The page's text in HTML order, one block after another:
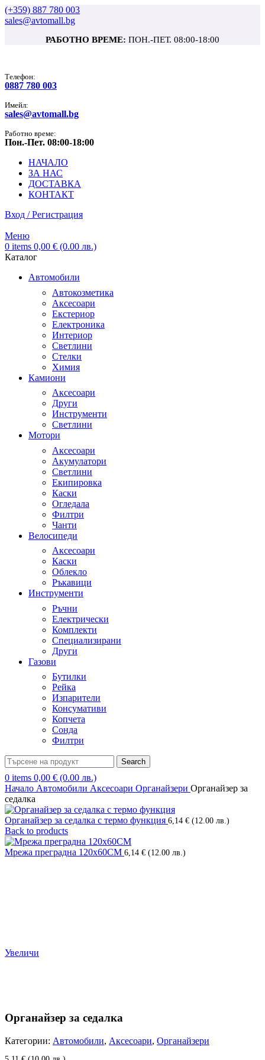
(+359) 887 780 003
sales@avtomall.bg
РАБОТНО ВРЕМЕ: ПОН.-ПЕТ. 08:00-18:00
Tелефон:
0887 780 003
Имейл:
sales@avtomall.bg
Работно време:
Пон.-Пет. 08:00-18:00
НАЧАЛО
ЗА НАС
ДОСТАВКА
КОНТАКТ
Вход / Регистрация
Меню
0 items 0,00 € (0.00 лв.)
Каталог
Автомобили
Автокозметика
Аксесоари
Екстериор
Електроника
Интериор
Светлини
Стелки
Химия
Камиони
Аксесоари
Други
Инструменти
Светлини
Мотори
Аксесоари
Акумулатори
Светлини
Екипировка
Каски
Огледала
Филтри
Чанти
Велосипеди
Аксесоари
Каски
Облекло
Ръкавици
Инструменти
Ръчни
Електрически
Комплекти
Специализирани
Други
Газови
Бутилки
Рейка
Изпарители
Консумативи
Копчета
Сонда
Филтри
Search
0 items 0,00 € (0.00 лв.)
Начало Автомобили Аксесоари Органайзери Органайзер за
седалка
Органайзер за седалка с термо функция 6,14 € (12.00 лв.)
Back to products
Мрежа преградна 120х60CM 6,14 € (12.00 лв.)
Увеличи
Органайзер за седалка
Категории: Автомобили, Аксесоари, Органайзери